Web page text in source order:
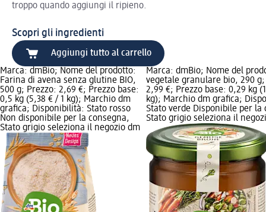
troppo quando aggiungi il ripieno.
Scopri gli ingredienti
Aggiungi tutto al carrello
Marca: dmBio; Nome del prodotto:
Farina di avena senza glutine BIO,
500 g; Prezzo: 2,69 €; Prezzo base:
0,5 kg (5,38 € / 1 kg); Marchio dm
grafica; Disponibilità: Stato rosso
Non disponibile per la consegna,
Stato grigio seleziona il negozio dm
Marca: dmBio; Nome del
vegetale granulare bio, 290
2,99 €; Prezzo base: 0,29 kg
kg); Marchio dm grafica;
Stato verde Disponibile per la
Stato grigio seleziona il